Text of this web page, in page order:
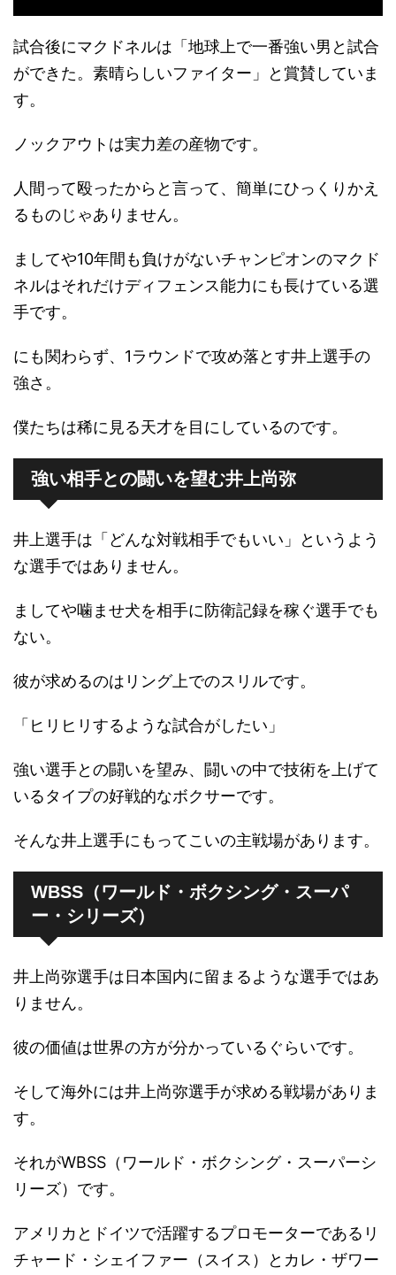
試合後にマクドネルは「地球上で一番強い男と試合
ができた。素晴らしいファイター」と賞賛していま
す。
ノックアウトは実力差の産物です。
人間って殴ったからと言って、簡単にひっくりかえ
るものじゃありません。
ましてや10年間も負けがないチャンピオンのマクド
ネルはそれだけディフェンス能力にも長けている選
手です。
にも関わらず、1ラウンドで攻め落とす井上選手の
強さ。
僕たちは稀に見る天才を目にしているのです。
強い相手との闘いを望む井上尚弥
井上選手は「どんな対戦相手でもいい」というよう
な選手ではありません。
ましてや噛ませ犬を相手に防衛記録を稼ぐ選手でも
ない。
彼が求めるのはリング上でのスリルです。
「ヒリヒリするような試合がしたい」
強い選手との闘いを望み、闘いの中で技術を上げて
いるタイプの好戦的なボクサーです。
そんな井上選手にもってこいの主戦場があります。
WBSS（ワールド・ボクシング・スーパ
ー・シリーズ）
井上尚弥選手は日本国内に留まるような選手ではあ
りません。
彼の価値は世界の方が分かっているぐらいです。
そして海外には井上尚弥選手が求める戦場がありま
す。
それがWBSS（ワールド・ボクシング・スーパーシ
リーズ）です。
アメリカとドイツで活躍するプロモーターであるリ
チャード・シェイファー（スイス）とカレ・ザワー